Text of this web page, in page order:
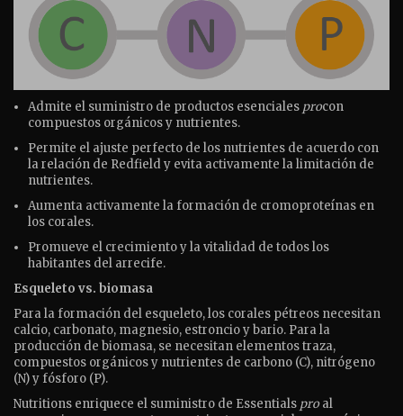
Admite el suministro de productos esenciales procon
compuestos orgánicos y nutrientes.
Permite el ajuste perfecto de los nutrientes de acuerdo con
la relación de Redfield y evita activamente la limitación de
nutrientes.
Aumenta activamente la formación de cromoproteínas en
los corales.
Promueve el crecimiento y la vitalidad de todos los
habitantes del arrecife.
Esqueleto vs. biomasa
Para la formación del esqueleto, los corales pétreos necesitan
calcio, carbonato, magnesio, estroncio y bario. Para la
producción de biomasa, se necesitan elementos traza,
compuestos orgánicos y nutrientes de carbono (C), nitrógeno
(N) y fósforo (P).
Nutritions enriquece el suministro de Essentials proal